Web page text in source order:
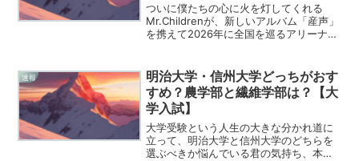
ついに僕たちの心に火を灯してくれる
Mr.Childrenが、新しいアルバム「産声」
を携えて2026年に全国を巡るアリーナツ
ナルアルバムのリリースと、それに続く
全28公...
速報
明治大学・信州大学どっちがおす
すめ？農学部と繊維学部は？【大
学入試】
大学受験という人生の大きな分かれ道に
立って、明治大学と信州大学のどちらを
選ぶべきか悩んでいる君の気持ち、本当